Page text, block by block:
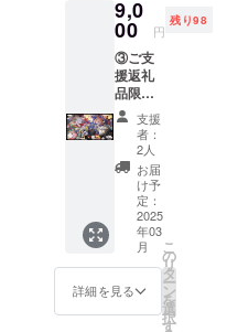
⑨は23
日のご
招待券
になり
ます。
ており
ます。
（軽食
をご用
意いた
します)
この2日
間は先
行ご招
待者様
のみ、
25日
(金)〜
28日
(月)を一
般公開
といた
のデザ
インに
もなる
予定で
す。
パック
のデザ
インは3
種あ
り、こ
ちらは
猫ちゃ
んたち
の柄に
なりま
す。
9,0
00 円
残り98
③ご支
援返礼
品限定
のプレ
イマッ
ト・
カード
裏面柄
猫ちゃ
んたち
が薄暗
い部屋
で計画
を話し
合って
いるよ
支援
者：
2人
お届
け予
定：
2025
年03
月
詳細を見る
こ
の
リ
タ
ー
ン
を
選
択
す